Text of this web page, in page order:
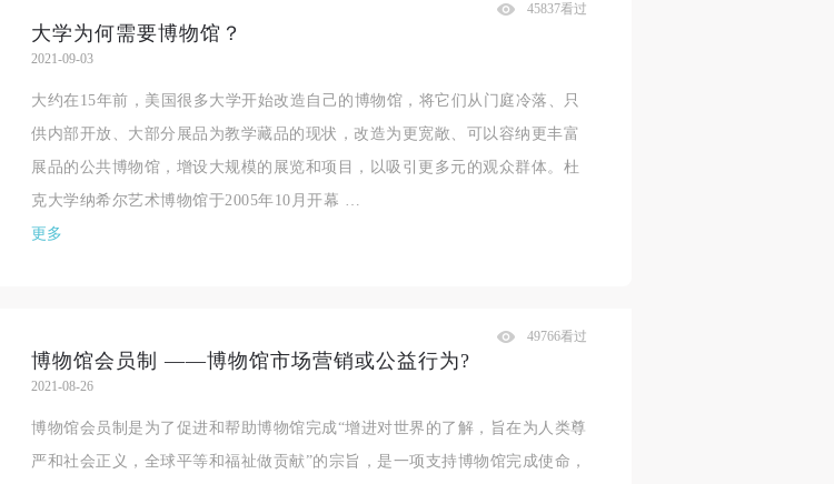
大学为何需要博物馆？
2021-09-03
45837看过
大约在15年前，美国很多大学开始改造自己的博物馆，将它们从门庭冷落、只
供内部开放、大部分展品为教学藏品的现状，改造为更宽敞、可以容纳更丰富
展品的公共博物馆，增设大规模的展览和项目，以吸引更多元的观众群体。杜
克大学纳希尔艺术博物馆于2005年10月开幕 …
更多
博物馆会员制 ——博物馆市场营销或公益行为?
2021-08-26
49766看过
博物馆会员制是为了促进和帮助博物馆完成“增进对世界的了解，旨在为人类尊
严和社会正义，全球平等和福祉做贡献”的宗旨，是一项支持博物馆完成使命，